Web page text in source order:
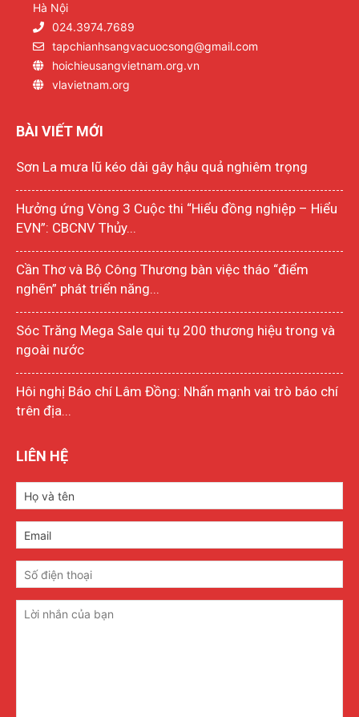
Hà Nội
024.3974.7689
tapchianhsangvacuocsong@gmail.com
hoichieusangvietnam.org.vn
vlavietnam.org
BÀI VIẾT MỚI
Sơn La mưa lũ kéo dài gây hậu quả nghiêm trọng
Hưởng ứng Vòng 3 Cuộc thi “Hiểu đồng nghiệp – Hiểu
EVN”: CBCNV Thủy...
Cần Thơ và Bộ Công Thương bàn việc tháo “điểm
nghẽn” phát triển năng...
Sóc Trăng Mega Sale qui tụ 200 thương hiệu trong và
ngoài nước
Hôi nghị Báo chí Lâm Đồng: Nhấn mạnh vai trò báo chí
trên địa...
LIÊN HỆ